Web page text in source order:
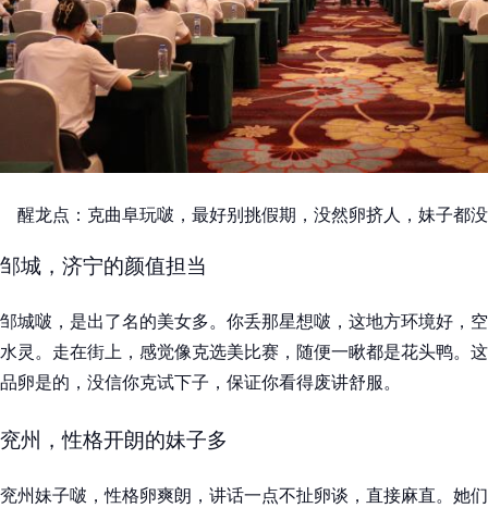
醒龙点：克曲阜玩啵，最好别挑假期，没然卵挤人，妹子都
邹城，济宁的颜值担当
邹城啵，是出了名的美女多。你丢那星想啵，这地方环境好，
水灵。走在街上，感觉像克选美比赛，随便一瞅都是花头鸭。
品卵是的，没信你克试下子，保证你看得废讲舒服。
兖州，性格开朗的妹子多
兖州妹子啵，性格卵爽朗，讲话一点不扯卵谈，直接麻直。她